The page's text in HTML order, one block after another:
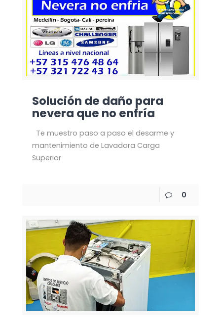
Solución de daño para
nevera que no enfría
Te muestro paso a paso el desarme y
mantenimiento de Lavadora Carga
Superior
0